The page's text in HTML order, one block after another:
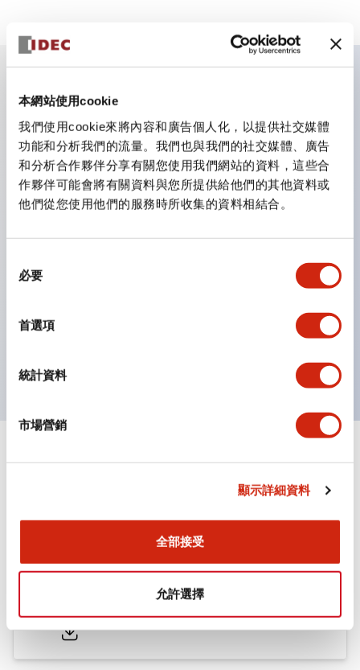
本網站使用cookie
我們使用cookie來將內容和廣告個人化，以提供社交媒體
功能和分析我們的流量。我們也與我們的社交媒體、廣告
和分析合作夥伴分享有關您使用我們網站的資料，這些合
作夥伴可能會將有關資料與您所提供給他們的其他資料或
他們從您使用他們的服務時所收集的資料相結合。
必要
首選項
統計資料
市場營銷
顯示詳細資料
全部接受
允許選擇
主要特點
CS型凸輪開關是方便用於設備的開關和切換，適用範圍廣
泛的操作開關器。
提供72種標準迴路
透過6種形式與接點模組段數的組合，可實現各種接點構
造。
配備可確認接點狀態的指示燈，並提供手柄操作型、鑰匙
手柄可從6種中選擇
文件和檔案
型錄和宣傳手冊 CAD檔 認證與標準
ø25/30 系列 CS型 凸輪開關